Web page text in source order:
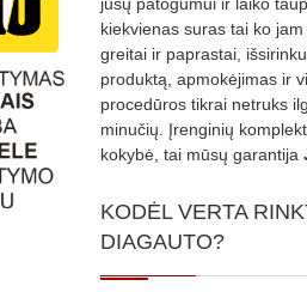
kiekvienas suras tai ko
greitai ir paprastai,
produktą, apmokėjimas ir
procedūros tikrai netruks
minučių. Įrenginių
kokybė, tai mūsų garantija
KODĖL VERTA
DIAGAUTO?